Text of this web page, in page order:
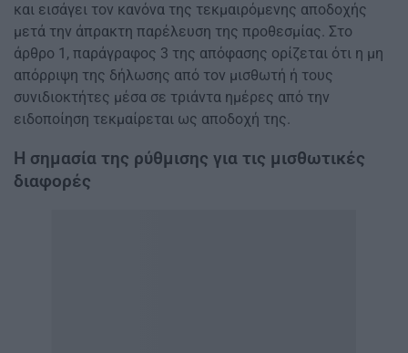
και εισάγει τον κανόνα της τεκμαιρόμενης αποδοχής
μετά την άπρακτη παρέλευση της προθεσμίας. Στο
άρθρο 1, παράγραφος 3 της απόφασης ορίζεται ότι η μη
απόρριψη της δήλωσης από τον μισθωτή ή τους
συνιδιοκτήτες μέσα σε τριάντα ημέρες από την
ειδοποίηση τεκμαίρεται ως αποδοχή της.
Η σημασία της ρύθμισης για τις μισθωτικές
διαφορές